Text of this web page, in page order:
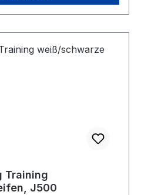
Training
J500